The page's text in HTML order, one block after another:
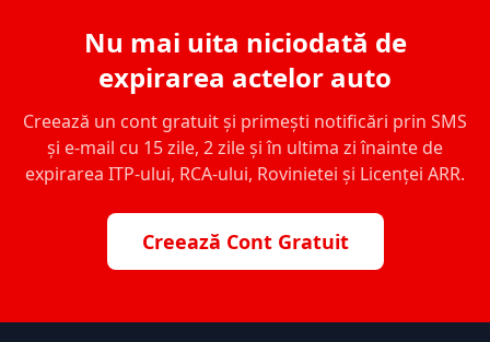
Nu mai uita niciodată de
expirarea actelor auto
Creează un cont gratuit și primești notificări prin SMS
și e-mail cu 15 zile, 2 zile și în ultima zi înainte de
expirarea ITP-ului, RCA-ului, Rovinietei și Licenței ARR.
Creează Cont Gratuit